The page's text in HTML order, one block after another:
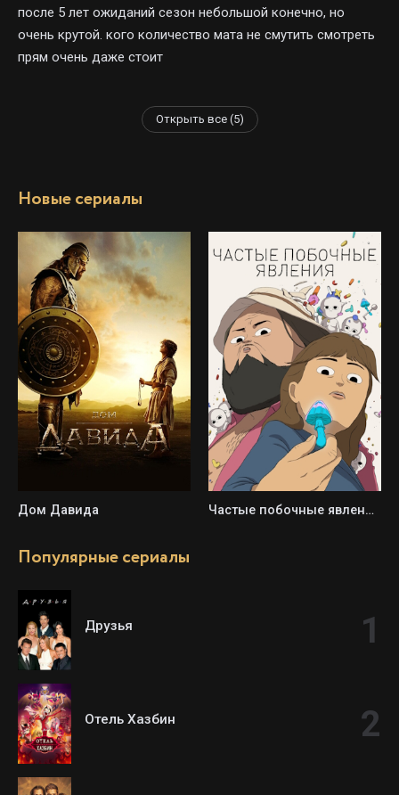
после 5 лет ожиданий сезон небольшой конечно, но
очень крутой. кого количество мата не смутить смотреть
прям очень даже стоит
Открыть все (5)
Новые сериалы
Дом Давида Частые побочные явления / Обычные побочки
Популярные сериалы
Друзья
Отель Хазбин